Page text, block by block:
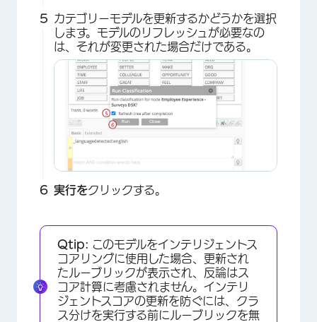
×
カテゴリーモデルを更新するかどうかを選択
します。モデルのリフレッシュが必要なの
は、それが変更された場合だけである。
実行をクリックする。
Qtip: このモデルをインテリジェントス
コアリングに使用した場合、更新され
たルーブリックが表示され、反論はス
コア計算に考慮されません。インテリ
ジェントスコアの更新を防ぐには、クラ
ス分けを実行する前にルーブリックを無